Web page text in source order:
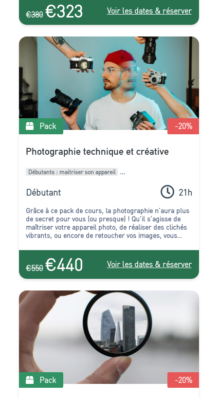
€380 €323 Voir les dates & réserver
Pack -20%
Photographie technique et créative
Débutants : maitriser son appareil
Pack de formations
Débutant 21h
Grâce à ce pack de cours, la photographie n’aura plus
de secret pour vous (ou presque) ! Qu’il s’agisse de
maîtriser votre appareil photo, de réaliser des clichés
vibrants, ou encore de retoucher vos images, vous
€550 €440 Voir les dates & réserver
Pack -20%